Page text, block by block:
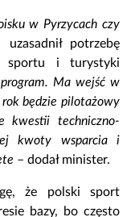
w Pyrzycach czy
uzasadnił potrzebę
sportu i turystyki
Ma wejść w
będzie pilotażowy
kwestii techniczno-
kwoty wsparcia i
– dodał minister.
że polski sport
bazy, bo często